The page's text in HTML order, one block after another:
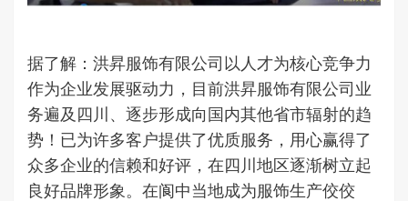
据了解：洪昇服饰有限公司以人才为核心竞争力
作为企业发展驱动力，目前洪昇服饰有限公司业
务遍及四川、逐步形成向国内其他省市辐射的趋
势！已为许多客户提供了优质服务，用心赢得了
众多企业的信赖和好评，在四川地区逐渐树立起
良好品牌形象。在阆中当地成为服饰生产佼佼